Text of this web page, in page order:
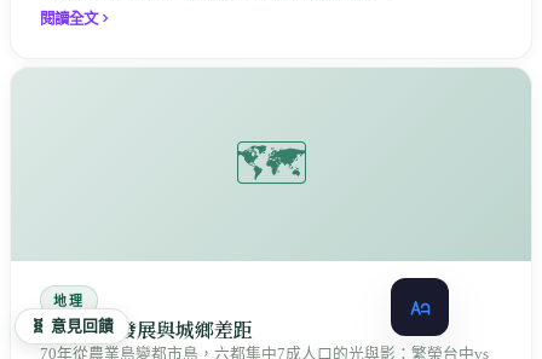
閱讀全文
🗺️
地理
台灣都市發展與城鄉差距
70年從農業島變都市島，六都集中7成人口的光與影：繁榮台中vs
🧬 意見回饋